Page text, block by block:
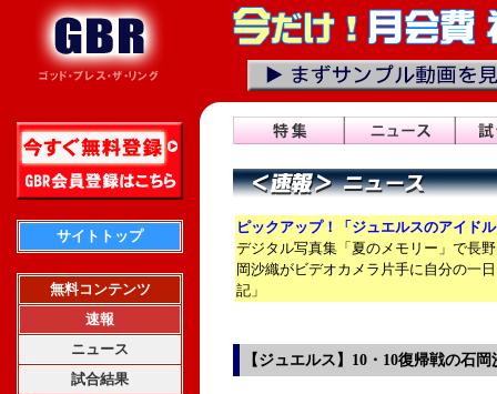
サイトトップ
無料コンテンツ
速報
ニュース
試合結果
ピックアップ！「ジュエルスのアイド
デジタル写真集「夏のメモリー」で長
岡沙織がビデオカメラ片手に自分の一
記」
【ジュエルス】10・10復帰戦の石